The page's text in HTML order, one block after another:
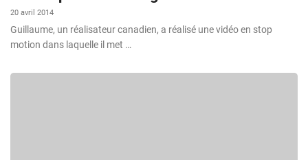
20 avril 2014
Guillaume, un réalisateur canadien, a réalisé une vidéo en stop
motion dans laquelle il met …